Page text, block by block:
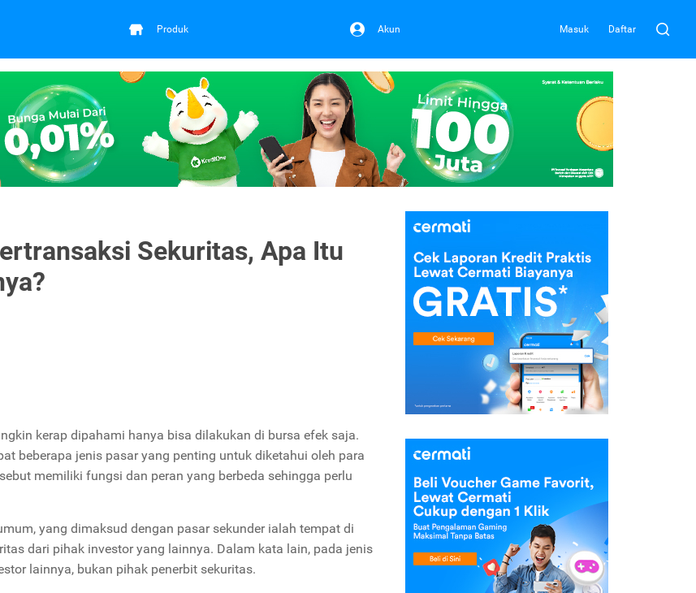
Produk Akun Masuk Daftar
Sekuritas, Apa Itu
kerap dipahami hanya bisa dilakukan di bursa efek saja.
beberapa jenis pasar yang penting untuk diketahui oleh para
memiliki fungsi dan peran yang berbeda sehingga perlu
yang dimaksud dengan pasar sekunder ialah tempat di
dari pihak investor yang lainnya. Dalam kata lain, pada jenis
lainnya, bukan pihak penerbit sekuritas.